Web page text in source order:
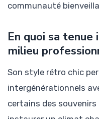
communauté
En quoi sa
milieu
Son style rétro chic
intergénérationnels
certains des